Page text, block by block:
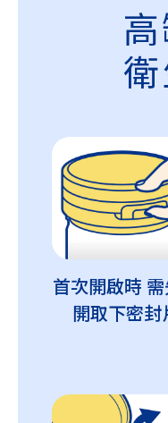
首次開啟時
開取下密封